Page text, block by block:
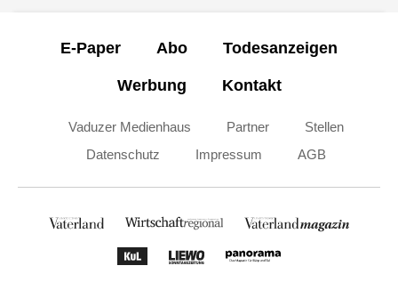
E-Paper Abo Todesanzeigen
Werbung Kontakt
Vaduzer Medienhaus Partner
Stellen
Datenschutz
Impressum AGB